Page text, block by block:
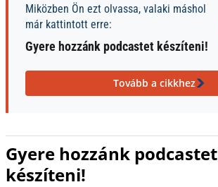
Miközben Ön ezt olvassa, valaki máshol
már kattintott erre:
Gyere hozzánk podcastet készíteni!
Tovább a cikkhez
Gyere hozzánk podcastet
készíteni!